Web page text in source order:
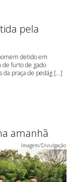
pela
detido em
de furto de gado
praça de pedág [...]
amanhã
Imagem/Divulgação